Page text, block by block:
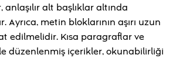
alt başlıklar altında
Ayrıca, metin bloklarının aşırı uzun
edilmelidir. Kısa paragraflar ve
düzenlenmiş içerikler, okunabilirliği